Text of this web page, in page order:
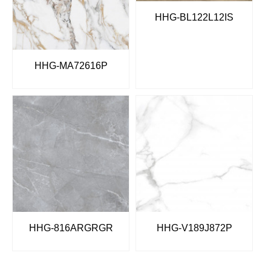
HHG-MA72616P
HHG-BL122L12IS
HHG-816ARGRGR HHG-V189J872P